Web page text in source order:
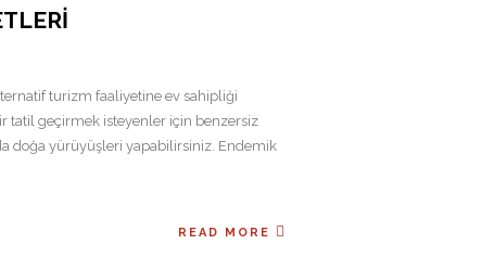
turizm faaliyetine ev sahipliği
tatil geçirmek isteyenler için benzersiz
doğa yürüyüşleri yapabilirsiniz. Endemik
READ MORE